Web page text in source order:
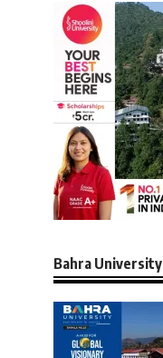
Bahra University